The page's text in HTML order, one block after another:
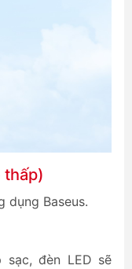
thấp)
dụng Baseus.
đèn LED sẽ